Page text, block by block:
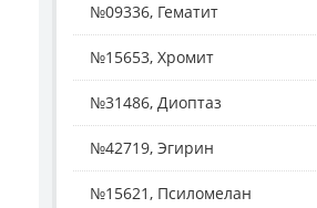
№09336, Гематит
№15653, Хромит
№31486, Диоптаз
№42719, Эгирин
№15621, Псиломелан